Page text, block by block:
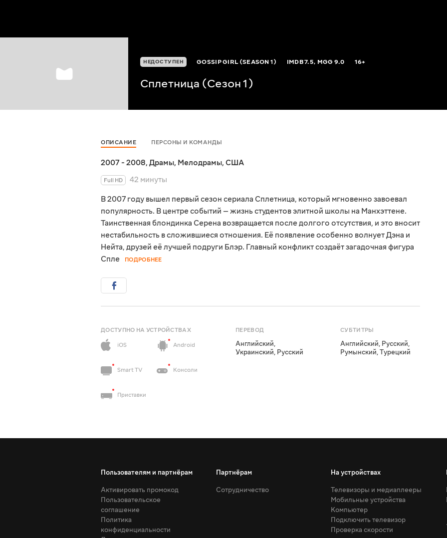
НЕДОСТУПЕН GOSSIP GIRL (SEASON 1) IMDB7.5, MGG9.0 16+
Сплетница (Сезон 1)
ОПИСАНИЕ ПЕРСОНЫ И КОМАНДЫ
2007 - 2008, Драмы, Мелодрамы, США
Full HD
42 минуты
В 2007 году вышел первый сезон сериала Сплетница, который мгновенно завоевал
популярность. В центре событий — жизнь студентов элитной школы на Манхэттене.
Таинственная блондинка Серена возвращается после долгого отсутствия, и это вносит
нестабильность в сложившиеся отношения. Её появление особенно волнует Дэна и
Нейта, друзей её лучшей подруги Блэр. Главный конфликт создаёт загадочная фигура
Спле
ПОДРОБНЕЕ
ДОСТУПНО НА УСТРОЙСТВАХ
iOS
Android
Smart TV Консоли
Приставки
ПЕРЕВОД
Английский,
Украинский, Русский
СУБТИТРЫ
Английский, Русский,
Румынский,Турецкий
Пользователям и партнёрам
Активировать промокод
Пользовательское
соглашение
Политика
конфиденциальности
Партнёрам
Сотрудничество
На устройствах
Телевизоры и медиаплееры
Мобильные устройства
Компьютер
Подключить телевизор
Проверка скорости